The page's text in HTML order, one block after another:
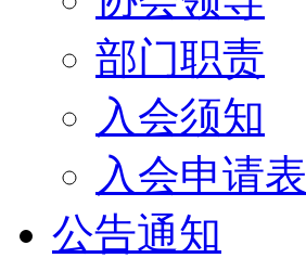
部门职责
入会须知
入会申请表
公告通知